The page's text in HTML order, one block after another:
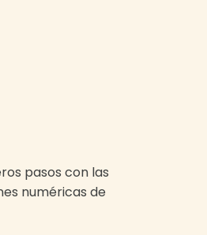
pasos con las
numéricas de